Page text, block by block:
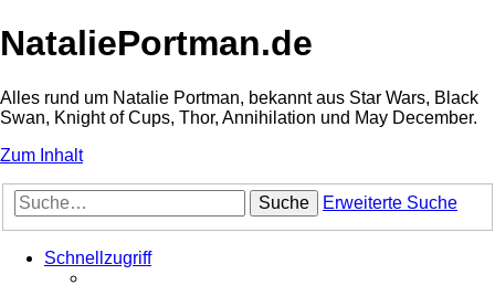
NataliePortman.de
Alles rund um Natalie Portman, bekannt aus Star Wars, Black
Swan, Knight of Cups, Thor, Annihilation und May December.
Zum Inhalt
Suche Erweiterte Suche
Schnellzugriff